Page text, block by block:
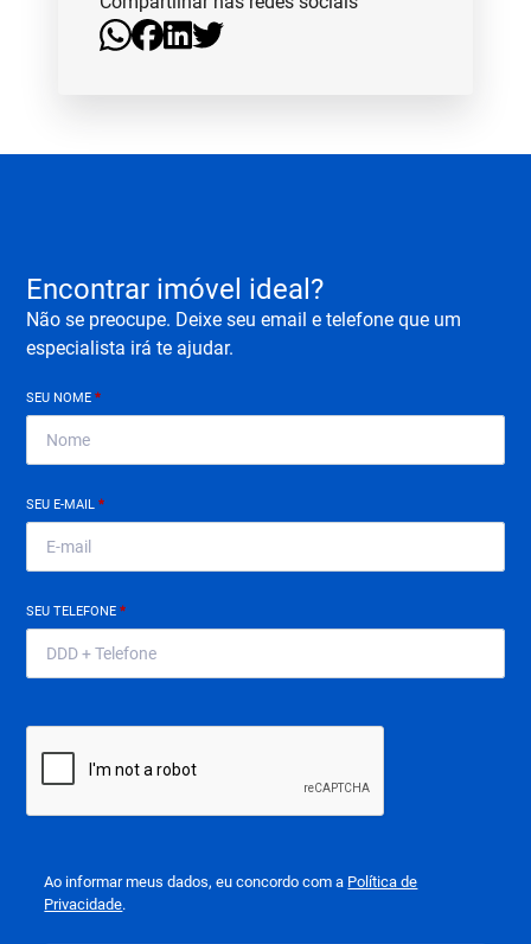
Encontrar imóvel ideal?
Não se preocupe. Deixe seu email e telefone que um
especialista irá te ajudar.
SEU NOME*
SEU E-MAIL*
SEU TELEFONE*
Ao informar meus dados, eu concordo com a Política de
Privacidade.